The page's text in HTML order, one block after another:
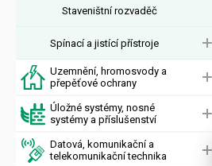
Staveništní rozvaděč
Spínací a jistící přístroje
Uzemnění, hromosvody a
přepěťové ochrany
Úložné systémy, nosné
systémy a příslušenství
Datová, komunikační a
telekomunikační technika